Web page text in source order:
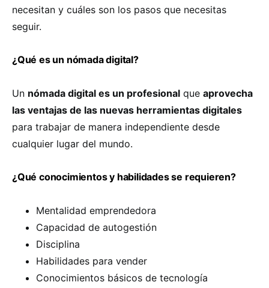
necesitan y cuáles son los pasos que necesitas
seguir.
¿Qué es un nómada digital?
Un nómada digital es un profesional que aprovecha
las ventajas de las nuevas herramientas digitales
para trabajar de manera independiente desde
cualquier lugar del mundo.
¿Qué conocimientos y habilidades se requieren?
Mentalidad emprendedora
Capacidad de autogestión
Disciplina
Habilidades para vender
Conocimientos básicos de tecnología